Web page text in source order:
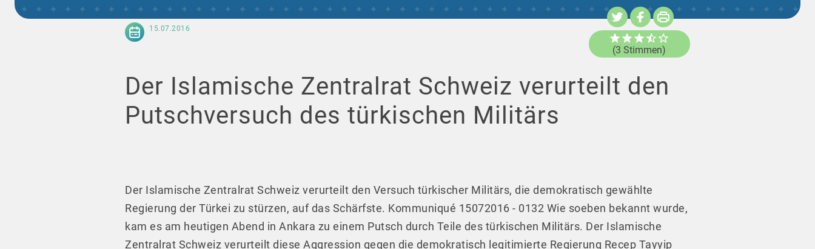
15.07.2016
(3 Stimmen)
Der Islamische Zentralrat Schweiz verurteilt den
Putschversuch des türkischen Militärs
Der Islamische Zentralrat Schweiz verurteilt den Versuch türkischer Militärs, die demokratisch gewählte
Regierung der Türkei zu stürzen, auf das Schärfste. Kommuniqué 15072016 - 0132 Wie soeben bekannt wurde,
kam es am heutigen Abend in Ankara zu einem Putsch durch Teile des türkischen Militärs. Der Islamische
Zentralrat Schweiz verurteilt diese Aggression gegen die demokratisch legitimierte Regierung Recep Tayyip